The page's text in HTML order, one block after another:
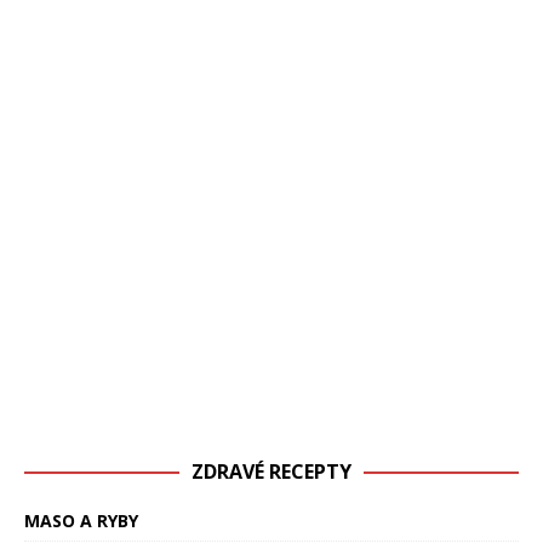
ZDRAVÉ RECEPTY
MASO A RYBY